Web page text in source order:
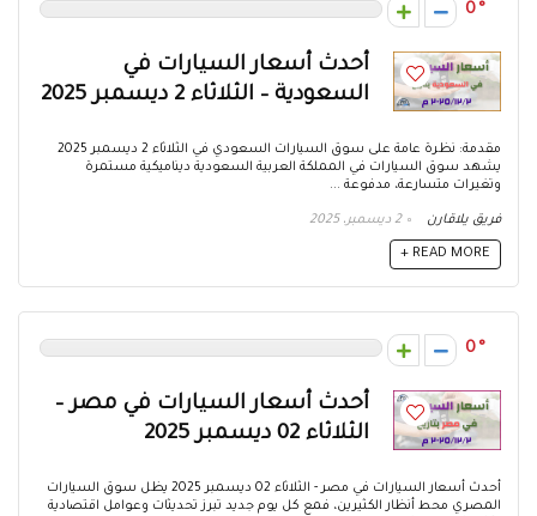
0
أحدث أسعار السيارات في
السعودية – الثلاثاء 2 ديسمبر 2025
مقدمة: نظرة عامة على سوق السيارات السعودي في الثلاثاء 2 ديسمبر 2025
يشهد سوق السيارات في المملكة العربية السعودية ديناميكية مستمرة
وتغيرات متسارعة، مدفوعة ...
فريق يلاقارن 2 ديسمبر، 2025
READ MORE +
0
أحدث أسعار السيارات في مصر –
الثلاثاء 02 ديسمبر 2025
أحدث أسعار السيارات في مصر - الثلاثاء 02 ديسمبر 2025 يظل سوق السيارات
المصري محط أنظار الكثيرين، فمع كل يوم جديد تبرز تحديثات وعوامل اقتصادية